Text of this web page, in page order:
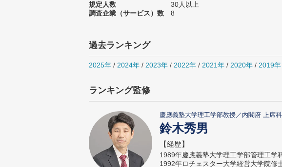
規定人数
30人以上
調査企業（サービス）数
8
過去ランキング
2025年 / 2024年 / 2023年 / 2022年 / 2021年 / 2020年 / 2019年
ランキング監修
慶應義塾大学理工学部教授／内閣府 上席
鈴木秀男
【経歴】
1989年慶應義塾大学理工学部管理工学
1992年ロチェスター大学経営大学院修